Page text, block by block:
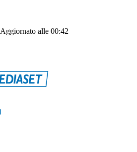
Aggiornato alle 00:42